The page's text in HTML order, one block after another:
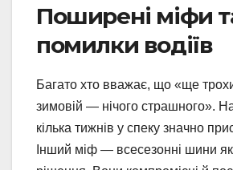
Поширені міфи
помилки водіїв
Багато хто вважає, що «ще
зимовій — нічого страшного».
кілька тижнів у спеку значно
Інший міф — всесезонні шини